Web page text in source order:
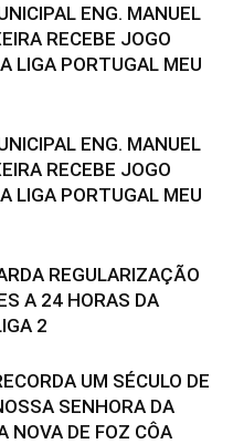
ENG. MANUEL
RECEBE JOGO
LIGA PORTUGAL MEU
ENG. MANUEL
RECEBE JOGO
LIGA PORTUGAL MEU
REGULARIZAÇÃO
A 24 HORAS DA
2
UM SÉCULO DE
SENHORA DA
NOVA DE FOZ CÔA